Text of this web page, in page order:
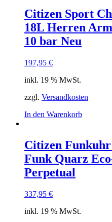
Citizen Sport
18L Herren
10 bar Neu
197,95 €
inkl. 19 % MwSt.
zzgl. Versandkosten
In den Warenkorb
Citizen
Funk Quarz
Perpetual
337,95 €
inkl. 19 % MwSt.